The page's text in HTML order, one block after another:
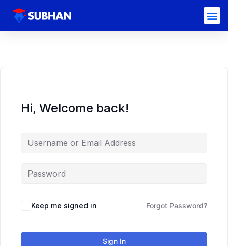
Hi, Welcome back!
Keep me signed in Forgot Password?
Sign In